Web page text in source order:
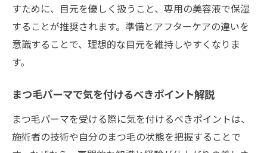
すために、目元を優しく扱うこと、専用の美容液で保湿
することが推奨されます。準備とアフターケアの違いを
意識することで、理想的な目元を維持しやすくなりま
す。
まつ毛パーマで気を付けるべきポイント解説
まつ毛パーマを受ける際に気を付けるべきポイントは、
施術者の技術や自分のまつ毛の状態を把握することで